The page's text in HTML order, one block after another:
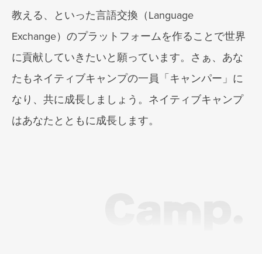
教える、といった言語交換（Language
Exchange）のプラットフォームを作ることで世界
に貢献していきたいと願っています。さぁ、あな
たもネイティブキャンプの一員「キャンパー」に
なり、共に成長しましょう。ネイティブキャンプ
はあなたとともに成長します。